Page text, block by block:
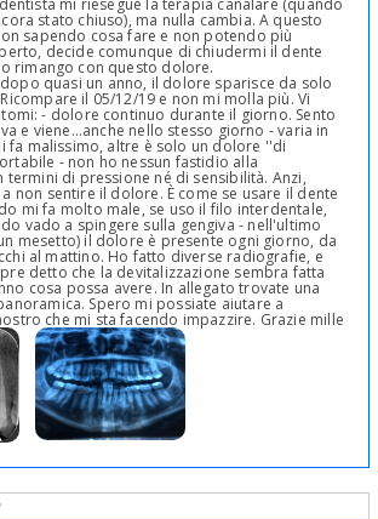
mi riesegue la terapia canalare (quando
stato chiuso), ma nulla cambia. A questo
sapendo cosa fare e non potendo più
decide comunque di chiudermi il dente
rimango con questo dolore.
quasi un anno, il dolore sparisce da solo
il 05/12/19 e non mi molla più. Vi
- dolore continuo durante il giorno. Sento
e viene...anche nello stesso giorno - varia in
fa malissimo, altre è solo un dolore ''di
- non ho nessun fastidio alla
termini di pressione né di sensibilità. Anzi,
non sentire il dolore. È come se usare il dente
mi fa molto male, se uso il filo interdentale,
vado a spingere sulla gengiva - nell'ultimo
mesetto) il dolore è presente ogni giorno, da
al mattino. Ho fatto diverse radiografie, e
detto che la devitalizzazione sembra fatta
cosa possa avere. In allegato trovate una
Spero mi possiate aiutare a
che mi sta facendo impazzire. Grazie mille